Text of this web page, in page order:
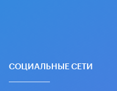
СОЦИАЛЬНЫЕ СЕТИ